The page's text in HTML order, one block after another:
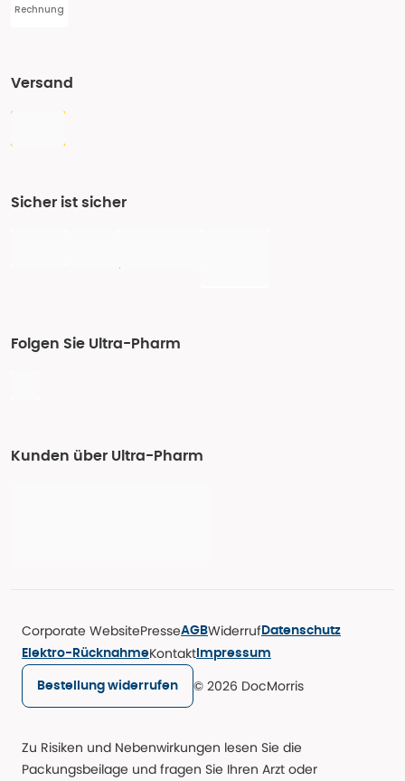
Rechnung
Versand
Sicher ist sicher
Folgen Sie Ultra-Pharm
Kunden über Ultra-Pharm
Corporate WebsitePresseAGBWiderruf Datenschutz
Elektro-RücknahmeKontakt Impressum
Bestellung widerrufen © 2026 DocMorris
Zu Risiken und Nebenwirkungen lesen Sie die
Packungsbeilage und fragen Sie Ihren Arzt oder